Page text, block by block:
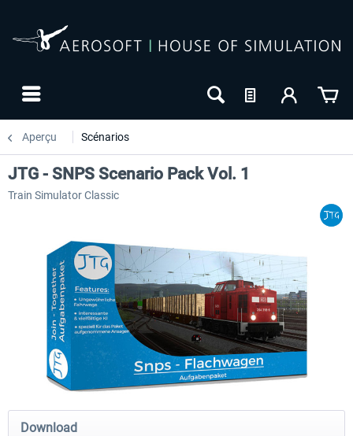
Aperçu Scénarios
Just Trains - U-Bahn Hamburg U1 &
Railworks Szenario-Pack
JTG - SNPS Scenario Pack Vol. 1
Train Simulator Classic
Download